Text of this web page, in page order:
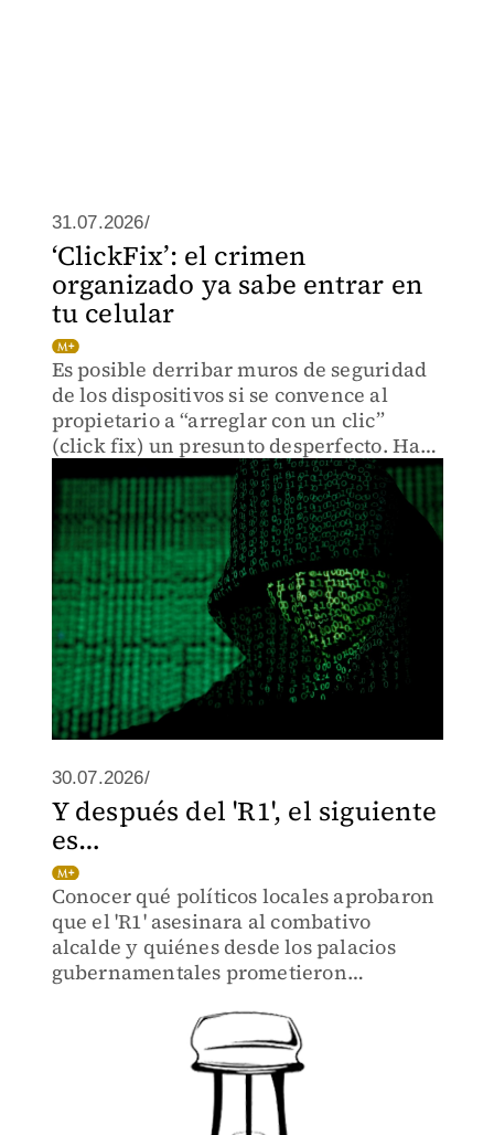
31.07.2026/
‘ClickFix’: el crimen
organizado ya sabe entrar en
tu celular
Es posible derribar muros de seguridad
de los dispositivos si se convence al
propietario a “arreglar con un clic”
(click fix) un presunto desperfecto. Hace
poco los hackers penetraron al SAT.
30.07.2026/
Y después del 'R1', el siguiente
es…
Conocer qué políticos locales aprobaron
que el 'R1' asesinara al combativo
alcalde y quiénes desde los palacios
gubernamentales prometieron